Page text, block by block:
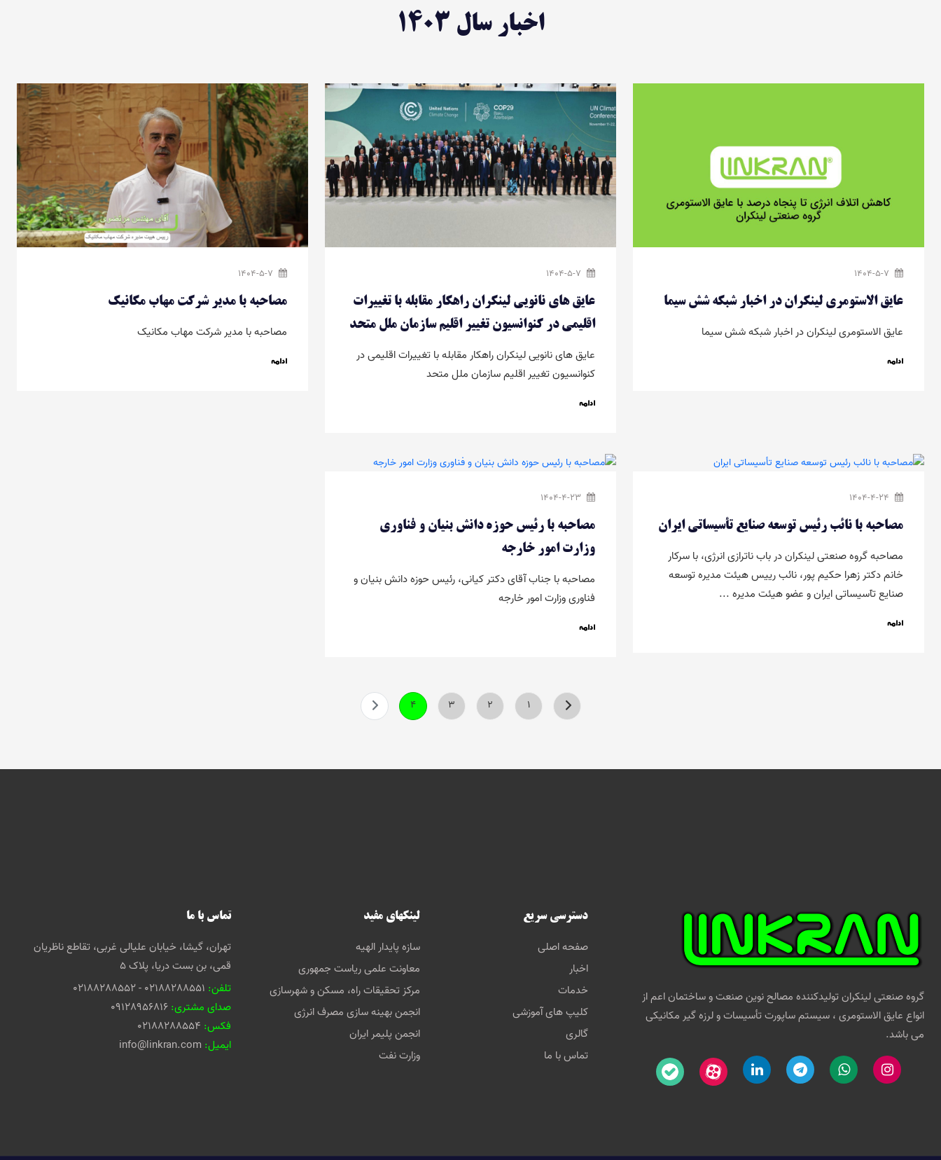
اخبار سال 1403
عایق الاستومری لینکران در اخبار شبکه شش سیما
عایق الاستومری لینکران در اخبار شبکه شش سیما
ادامه
عایق های نانویی لینکران راهکار مقابله با تغییرات
اقلیمی در کنوانسیون تغییر اقلیم سازمان ملل متحد
عایق های نانویی لینکران راهکار مقابله با تغییرات اقلیمی در
کنوانسیون تغییر اقلیم سازمان ملل متحد
ادامه
مصاحبه با مدیر شرکت مهاب مکانیک
مصاحبه با مدیر شرکت مهاب مکانیک
ادامه
مصاحبه با نائب رئیس توسعه صنایع تأسیساتی ایران
مصاحبه گروه صنعتی لینکران در باب ناترازی انرژی، با سرکار
خانم دکتر زهرا حکیم پور، نائب رییس هیئت مدیره توسعه
صنایع تآسیساتی ایران و عضو هیئت مدیره ...
ادامه
مصاحبه با رئیس حوزه دانش بنیان و فناوری
وزارت امور خارجه
مصاحبه با جناب آقای دکتر کیانی، رئیس حوزه دانش بنیان و
فناوری وزارت امور خارجه
ادامه
1
2
3
4
گروه صنعتی لینکران تولیدکننده مصالح نوین صنعت و ساختمان اعم از
انواع عایق الاستومری ، سیستم ساپورت تأسیسات و لرزه گیر مکانیکی
می باشد.
دسترسی سریع
صفحه اصلی
اخبار
خدمات
کلیپ های آموزشی
گالری
تماس با ما
لینکهای مفید
سازه پایدار الهیه
معاونت علمی ریاست جمهوری
مرکز تحقیقات راه، مسکن و شهرسازی
انجمن بهینه سازی مصرف انرژی
انجمن پلیمر ایران
وزارت نفت
تماس با ما
تهران، گیشا، خیابان علیالی غربی، تقاطع ناظریان
قمی، بن بست دریا، پلاک 5
تلفن: 02188288551 - 02188288552
صدای مشتری: 09128956816
فکس: 02188288554
ایمیل: info@linkran.com